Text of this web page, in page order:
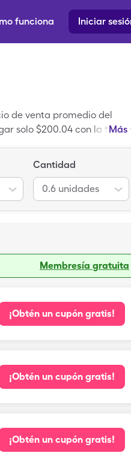
Iniciar
funciona
de venta promedio del
solo $200.04 con la Más
Cantidad
0.6 unidades
Membresía gratuita
¡Obtén un cupón gratis!
¡Obtén un cupón gratis!
¡Obtén un cupón gratis!